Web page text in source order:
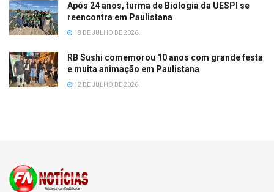
Após 24 anos, turma de Biologia da UESPI se
reencontra em Paulistana
18 DE JULHO DE 2026
RB Sushi comemorou 10 anos com grande festa
e muita animação em Paulistana
12 DE JULHO DE 2026